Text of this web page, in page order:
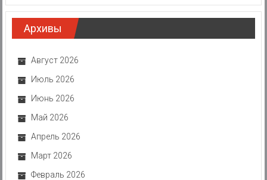
Архивы
Август 2026
Июль 2026
Июнь 2026
Май 2026
Апрель 2026
Март 2026
Февраль 2026